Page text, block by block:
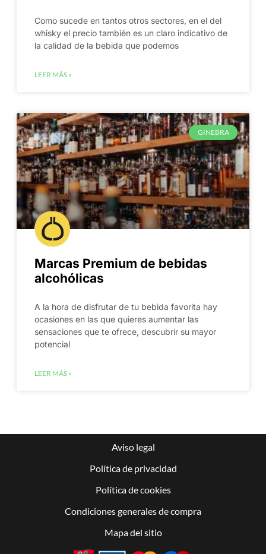
Como sucede en tantos otros sectores, en el del
whisky el precio también es un claro indicativo de
la calidad de la bebida que podemos
LEER MÁS »
GINEBRA
Marcas Premium de bebidas
alcohólicas
A la hora de disfrutar de tu bebida favorita hay
ocasiones en las que quieres aumentar las
sensaciones que te ofrece, descubrir su mayor
potencial
LEER MÁS »
Aviso legal
Política de privacidad
Política de cookies
Condiciones generales de compra
Mapa del sitio